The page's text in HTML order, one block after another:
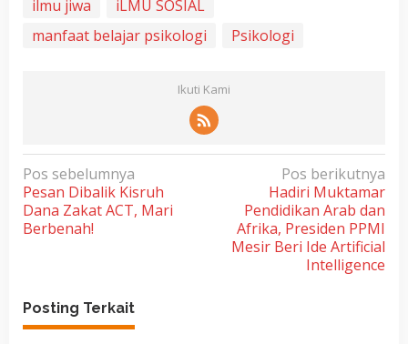
ilmu jiwa
iLMU SOSIAL
manfaat belajar psikologi
Psikologi
Ikuti Kami
N
a
v
a
s
Pos sebelumnya
Pesan Dibalik Kisruh
Dana Zakat ACT, Mari
Berbenah!
Pos berikutnya
Hadiri Muktamar
Pendidikan Arab dan
Afrika, Presiden PPMI
Mesir Beri Ide Artificial
Intelligence
Posting Terkait